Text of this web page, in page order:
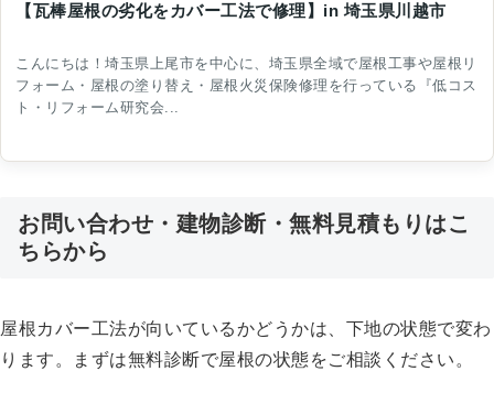
【瓦棒屋根の劣化をカバー工法で修理】in 埼玉県川越市
こんにちは！埼玉県上尾市を中心に、埼玉県全域で屋根工事や屋根リ
フォーム・屋根の塗り替え・屋根火災保険修理を行っている『低コス
ト・リフォーム研究会...
お問い合わせ・建物診断・無料見積もりはこ
ちらから
屋根カバー工法が向いているかどうかは、下地の状態で変わ
ります。まずは無料診断で屋根の状態をご相談ください。